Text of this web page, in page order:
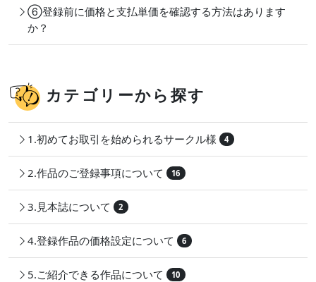
⑥登録前に価格と支払単価を確認する方法はあります
か？
カテゴリーから探す
1.初めてお取引を始められるサークル様 4
2.作品のご登録事項について 16
3.見本誌について 2
4.登録作品の価格設定について 6
5.ご紹介できる作品について 10